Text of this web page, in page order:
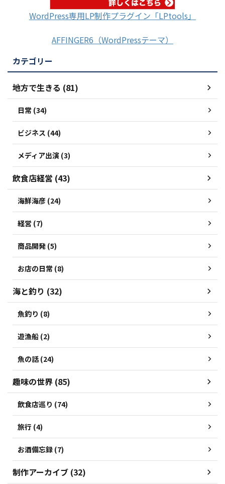
WordPress専用LP制作プラグイン「LPtools」
AFFINGER6（WordPressテーマ）
カテゴリー
地方で生きる (81)
日常 (34)
ビジネス (44)
メディア出演 (3)
飲食店経営 (43)
海鮮海彦 (24)
経営 (7)
商品開発 (5)
お店の日常 (8)
海と釣り (32)
魚釣り (8)
遊漁船 (2)
魚の話 (24)
趣味の世界 (85)
飲食店巡り (74)
旅行 (4)
お酒備忘録 (7)
制作アーカイブ (32)